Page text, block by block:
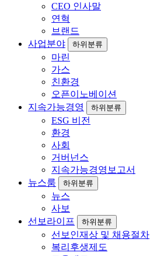
CEO 인사말
연혁
브랜드
사업분야
하위분류
마린
가스
친환경
오픈이노베이션
지속가능경영
하위분류
ESG 비전
환경
사회
거버넌스
지속가능경영보고서
뉴스룸
하위분류
뉴스
사보
선보라이프
하위분류
선보인재상 및 채용절차
복리후생제도